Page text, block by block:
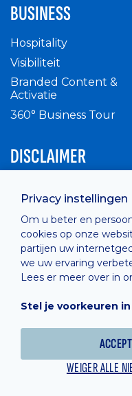
Privacy instellingen
Om u beter en
cookies op onze
partijen uw
we uw ervaring
Lees er meer over in
Stel je voorkeuren in
WEIGER ALLE
BUSINESS
Hospitality
Visibiliteit
Branded Content &
Activatie
360° Business Tour
DISCLAIMER
Privacy Policy
Cashless
Cookie Policy
Hosted by Combell
Powered online by